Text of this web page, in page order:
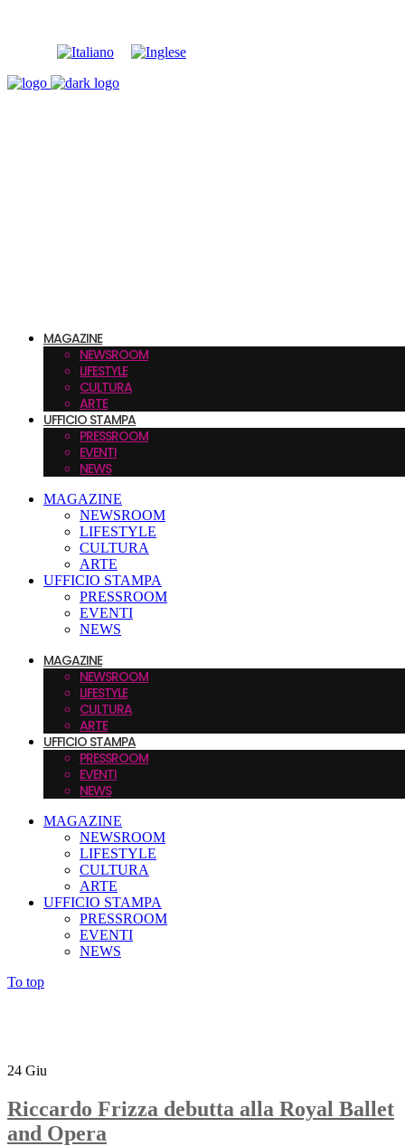
MAGAZINE
NEWSROOM
LIFESTYLE
CULTURA
ARTE
UFFICIO STAMPA
PRESSROOM
EVENTI
NEWS
MAGAZINE
NEWSROOM
LIFESTYLE
CULTURA
ARTE
UFFICIO STAMPA
PRESSROOM
EVENTI
NEWS
MAGAZINE
NEWSROOM
LIFESTYLE
CULTURA
ARTE
UFFICIO STAMPA
PRESSROOM
EVENTI
NEWS
MAGAZINE
NEWSROOM
LIFESTYLE
CULTURA
ARTE
UFFICIO STAMPA
PRESSROOM
EVENTI
NEWS
To top
24 Giu
Riccardo Frizza debutta alla Royal Ballet
and Opera